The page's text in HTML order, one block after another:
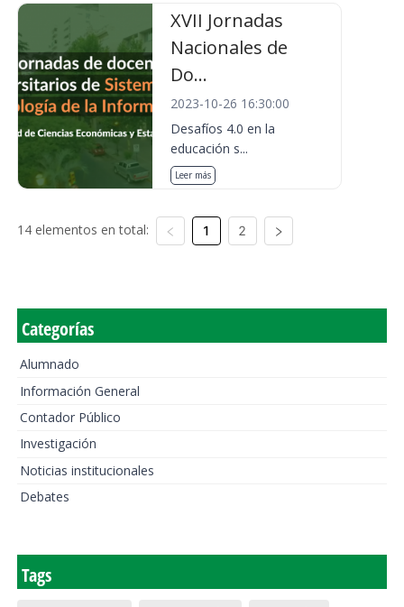
XVII Jornadas
Nacionales de
Do...
2023-10-26 16:30:00
Desafíos 4.0 en la
educación s...
Leer más
14 elementos en total: 1 2
Categorías
Alumnado
Información General
Contador Público
Investigación
Noticias institucionales
Debates
Tags